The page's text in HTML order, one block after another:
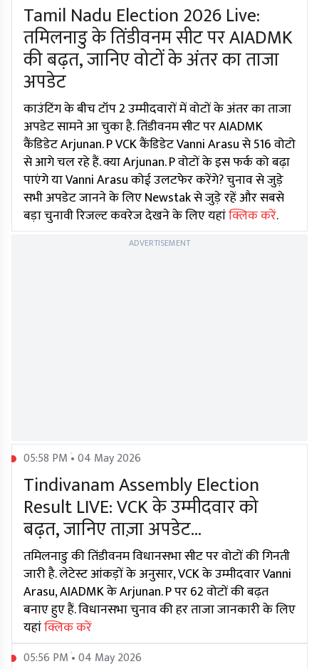
Tamil Nadu Election 2026 Live:
तमिलनाडु के तिंडीवनम सीट पर AIADMK
की बढ़त, जानिए वोटों के अंतर का ताजा
अपडेट
काउंटिंग के बीच टॉप 2 उम्मीदवारों में वोटों के अंतर का ताजा
अपडेट सामने आ चुका है. तिंडीवनम सीट पर AIADMK
कैंडिडेट Arjunan. P VCK कैंडिडेट Vanni Arasu से 516 वोटो
से आगे चल रहे हैं. क्या Arjunan. P वोटों के इस फर्क को बढ़ा
पाएंगे या Vanni Arasu कोई उलटफेर करेंगे? चुनाव से जुड़े
सभी अपडेट जानने के लिए Newstak से जुड़े रहें और सबसे
बड़ा चुनावी रिजल्ट कवरेज देखने के लिए यहांक्लिक करें.
ADVERTISEMENT
05:58 PM • 04 May 2026
Tindivanam Assembly Election
Result LIVE: VCK के उम्मीदवार को
बढ़त, जानिए ताज़ा अपडेट...
तमिलनाडु की तिंडीवनम विधानसभा सीट पर वोटों की गिनती
जारी है. लेटेस्ट आंकड़ों के अनुसार, VCK के उम्मीदवार Vanni
Arasu, AIADMK के Arjunan. P पर 62 वोटों की बढ़त
बनाए हुए हैं. विधानसभा चुनाव की हर ताजा जानकारी के लिए
यहांक्लिक करें
05:56 PM • 04 May 2026